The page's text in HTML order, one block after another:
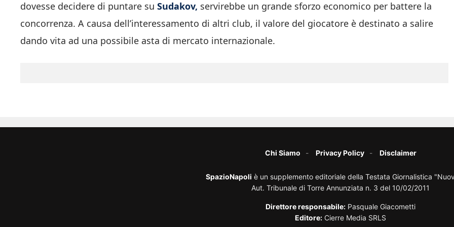
dovesse decidere di puntare su Sudakov, servirebbe un grande sforzo economico per battere la
concorrenza. A causa dell’interessamento di altri club, il valore del giocatore è destinato a salire
dando vita ad una possibile asta di mercato internazionale.
Chi Siamo Privacy Policy Disclaimer
SpazioNapoli è un supplemento editoriale della Testata Giornalistica
Aut. Tribunale di Torre Annunziata n. 3 del 10/02/2011
Direttore responsabile: Pasquale Giacometti
Editore: Cierre Media SRLS